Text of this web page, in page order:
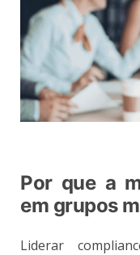
Por que a
em grupos
Liderar